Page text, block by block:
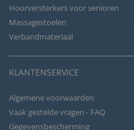
Hoorversterkers voor senioren
Massagestoelen
Verbandmateriaal
KLANTENSERVICE
Algemene voorwaarden
Vaak gestelde vragen - FAQ
Gegevensbescherming